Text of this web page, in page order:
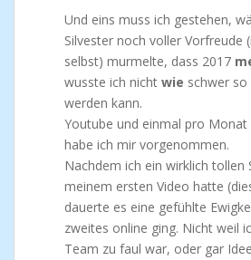
Und eins muss ich gestehen,
Silvester noch voller Vorfreude
selbst) murmelte, dass 2017
wusste ich nicht wie schwer so
werden kann.
Youtube und einmal pro Monat
habe ich mir vorgenommen.
Nachdem ich ein wirklich tollen
meinem ersten Video hatte
dauerte es eine gefühlte
zweites online ging. Nicht weil
Team zu faul war, oder gar